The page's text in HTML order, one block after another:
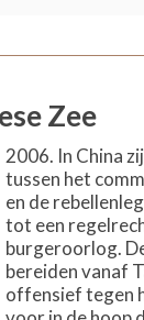
Zee
2006. In China
tussen het
en de
tot een
burgeroorlog.
bereiden vanaf
offensief tegen